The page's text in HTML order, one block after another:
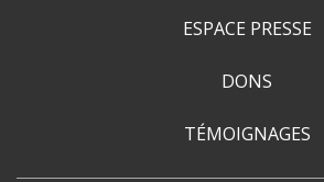
ESPACE PRESSE
DONS
TÉMOIGNAGES